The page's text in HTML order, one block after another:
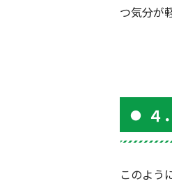
つ気分が
４
このよう